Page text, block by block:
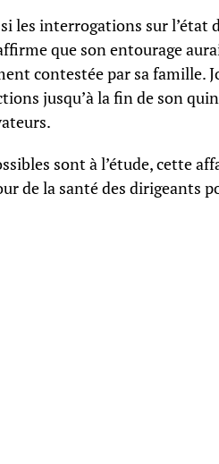
les interrogations sur l’état
que son entourage
contestée par sa famille.
jusqu’à la fin de son
sont à l’étude, cette
de la santé des dirigeants